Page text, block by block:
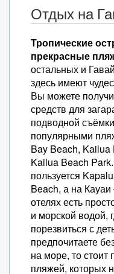
Отдых на
Тропические
прекрасные
остальных и
здесь имеют
Вы можете
средств для
подводной
популярными
Bay Beach,
Kailua Beach
пользуется
Beach, а на
отелях есть
и морской водой,
порезвиться с
предпочитаете
на море, то стоит
пляжей, которых